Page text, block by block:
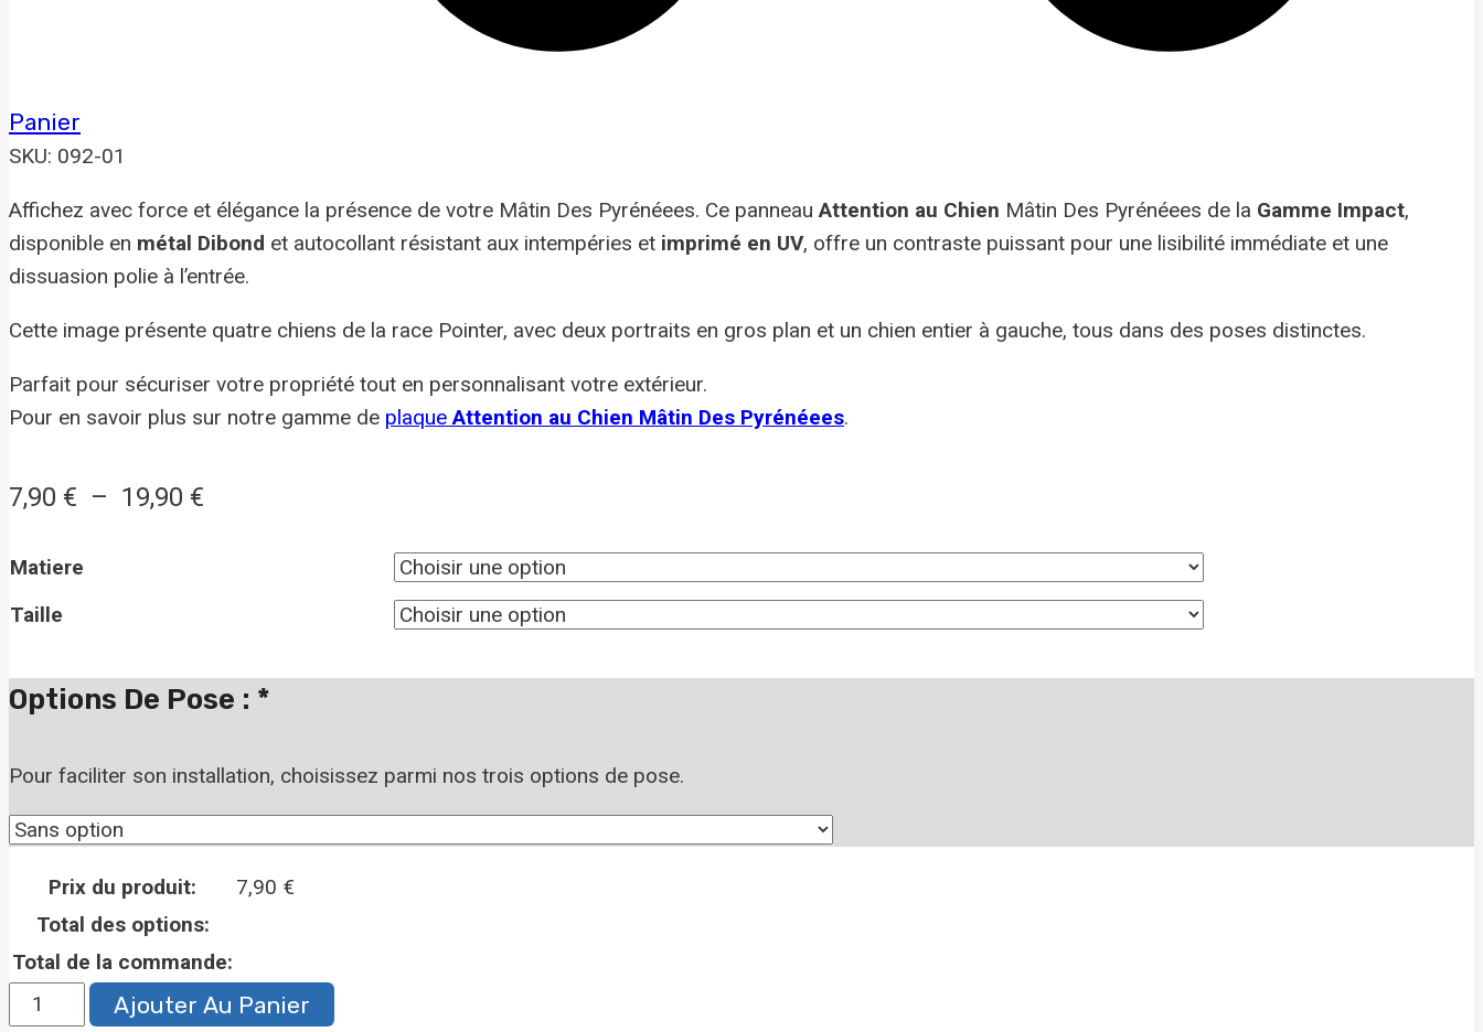
Panier
SKU: 092-01
Affichez avec force et élégance la présence de votre Mâtin Des Pyrénéees. Ce panneauAttention au Chien Mâtin Des Pyrénéees de la Gamme Impact,
disponible en métal Dibond et autocollant résistant aux intempéries et imprimé en UV, offre un contraste puissant pour une lisibilité immédiate et une
dissuasion polie à l’entrée.
Cette image présente quatre chiens de la race Pointer, avec deux portraits en gros plan et un chien entier à gauche, tous dans des poses distinctes.
Parfait pour sécuriser votre propriété tout en personnalisant votre extérieur.
Pour en savoir plus sur notre gamme de plaqueAttention au Chien Mâtin Des Pyrénéees.
7,90 € – 19,90 €
19,90 €
Matiere
Taille
Options De Pose : *
Pour faciliter son installation, choisissez parmi nos trois options de pose.
Prix du produit: 7,90 €
Total des options:
Total de la commande:
quantité
Ajouter Au Panier